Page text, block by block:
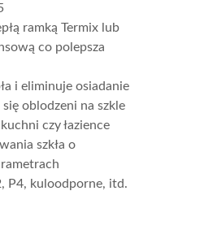
ramką Termix lub
co polepsza
i eliminuje osiadanie
oblodzeni na szkle
czy łazience
szkła o
P4, kuloodporne, itd.